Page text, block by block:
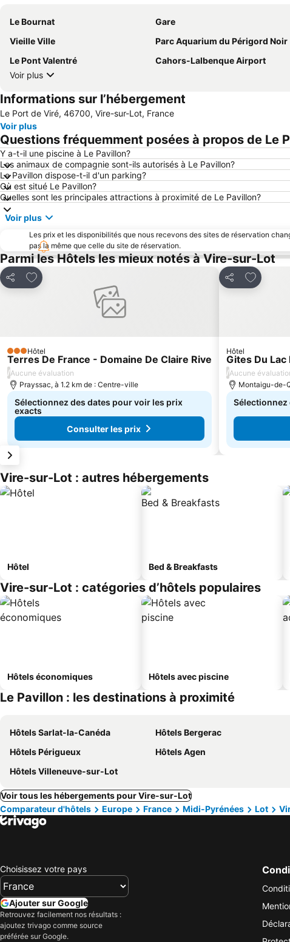
Le Bournat Gare
Vieille Ville
Parc Aquarium du Périgord Noir
Le Pont Valentré
Cahors-Lalbenque Airport
Voir plus
Informations sur l’hébergement
Le Port de Viré, 46700, Vire-sur-Lot, France
Voir plus
Questions fréquemment posées à propos de Le
Y a-t-il une piscine à Le Pavillon?
Les animaux de compagnie sont-ils autorisés à Le Pavillon?
Le Pavillon dispose-t-il d'un parking?
Où est situé Le Pavillon?
Quelles sont les principales attractions à proximité de Le Pavillon?
Voir plus
Les prix et les disponibilités que nous recevons des sites de réservation
pas la même que celle du site de réservation.
Parmi les Hôtels les mieux notés à Vire-sur-Lot
Partager
Ajouter à mes favoris
3 Étoiles
Hôtel
Terres De France - Domaine De Claire Rive
/Aucune évaluation
Prayssac, à 1.2 km de : Centre-ville
Sélectionnez des dates pour voir les prix
exacts
Consulter les prix
Partager
Ajouter à
Hôtel
Gites Du
/Aucune
Montaigu-de-
Sélectionnez
Vire-sur-Lot : autres hébergements
Hôtel Bed & Breakfasts
Vire-sur-Lot : catégories d’hôtels populaires
Hôtels économiques Hôtels avec piscine
Le Pavillon : les destinations à proximité
Hôtels Sarlat-la-Canéda Hôtels Bergerac
Hôtels Périgueux
Hôtels Agen
Hôtels Villeneuve-sur-Lot
Voir tous les hébergements pour Vire-sur-Lot
Comparateur d'hôtels
Europe France Midi-Pyrénées Lot
Choisissez votre pays
Ajouter sur Google
Retrouvez facilement nos résultats :
ajoutez trivago comme source
préférée sur Google.